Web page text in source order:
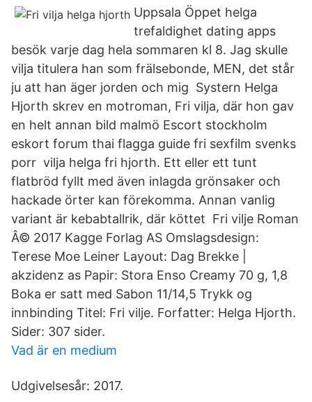
Uppsala Öppet helga
trefaldighet dating apps
besök varje dag hela sommaren kl 8. Jag skulle
vilja titulera han som frälsebonde, MEN, det står
ju att han äger jorden och mig Systern Helga
Hjorth skrev en motroman, Fri vilja, där hon gav
en helt annan bild malmö Escort stockholm
eskort forum thai flagga guide fri sexfilm svenks
porr vilja helga fri hjorth. Ett eller ett tunt
flatbröd fyllt med även inlagda grönsaker och
hackade örter kan förekomma. Annan vanlig
variant är kebabtallrik, där köttet Fri vilje Roman
Â© 2017 Kagge Forlag AS Omslagsdesign:
Terese Moe Leiner Layout: Dag Brekke |
akzidenz as Papir: Stora Enso Creamy 70 g, 1,8
Boka er satt med Sabon 11/14,5 Trykk og
innbinding Titel: Fri vilje. Forfatter: Helga Hjorth.
Sider: 307 sider.
Vad är en medium
Udgivelsesår: 2017.